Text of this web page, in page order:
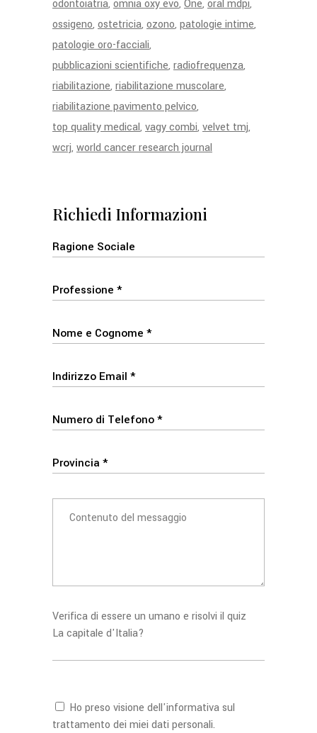
odontoiatria omnia oxy evo One oral mdpi
ossigeno ostetricia ozono patologie intime
patologie oro-facciali
pubblicazioni scientifiche radiofrequenza
riabilitazione riabilitazione muscolare
riabilitazione pavimento pelvico
top quality medical vagy combi velvet tmj
wcrj world cancer research journal
Richiedi Informazioni
Verifica di essere un umano e risolvi il quiz
La capitale d'Italia?
Ho preso visione dell'informativasul
trattamento dei miei dati personali.